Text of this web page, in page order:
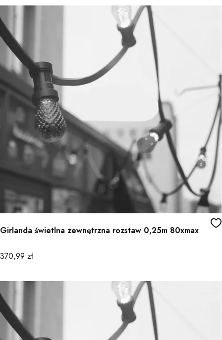
Girlanda świetlna zewnętrzna rozstaw 0,25m 80xmax
Cena
370,99 zł